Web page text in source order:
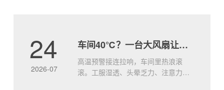
质：空气不动，热量就堆着车间顶部
地面.....
24
2026-07
车间40℃？一台大风扇让工人效率飙升
高温预警接连拉响，车间里热浪滚
滚。工服湿透、头晕乏力、注意力涣